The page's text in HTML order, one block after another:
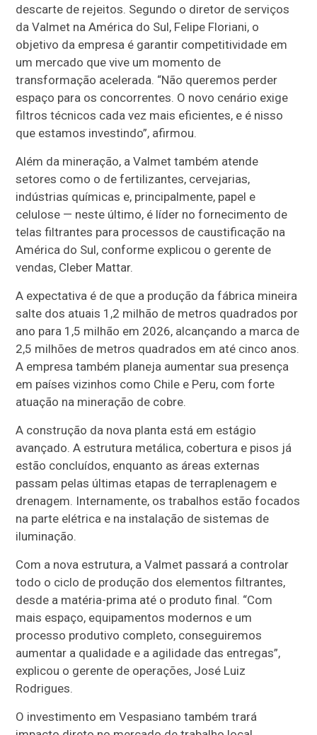
descarte de rejeitos. Segundo o diretor de serviços
da Valmet na América do Sul, Felipe Floriani, o
objetivo da empresa é garantir competitividade em
um mercado que vive um momento de
transformação acelerada. “Não queremos perder
espaço para os concorrentes. O novo cenário exige
filtros técnicos cada vez mais eficientes, e é nisso
que estamos investindo”, afirmou.
Além da mineração, a Valmet também atende
setores como o de fertilizantes, cervejarias,
indústrias químicas e, principalmente, papel e
celulose — neste último, é líder no fornecimento de
telas filtrantes para processos de caustificação na
América do Sul, conforme explicou o gerente de
vendas, Cleber Mattar.
A expectativa é de que a produção da fábrica mineira
salte dos atuais 1,2 milhão de metros quadrados por
ano para 1,5 milhão em 2026, alcançando a marca de
2,5 milhões de metros quadrados em até cinco anos.
A empresa também planeja aumentar sua presença
em países vizinhos como Chile e Peru, com forte
atuação na mineração de cobre.
A construção da nova planta está em estágio
avançado. A estrutura metálica, cobertura e pisos já
estão concluídos, enquanto as áreas externas
passam pelas últimas etapas de terraplenagem e
drenagem. Internamente, os trabalhos estão focados
na parte elétrica e na instalação de sistemas de
iluminação.
Com a nova estrutura, a Valmet passará a controlar
todo o ciclo de produção dos elementos filtrantes,
desde a matéria-prima até o produto final. “Com
mais espaço, equipamentos modernos e um
processo produtivo completo, conseguiremos
aumentar a qualidade e a agilidade das entregas”,
explicou o gerente de operações, José Luiz
Rodrigues.
O investimento em Vespasiano também trará